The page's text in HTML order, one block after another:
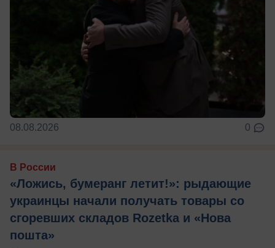
08.08.2026 0
В России
«Ложись, бумеранг летит!»: рыдающие
украинцы начали получать товары со
сгоревших складов Rozetka и «Нова
пошта»